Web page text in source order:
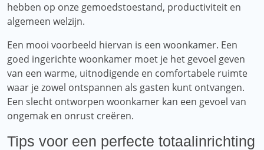
hebben op onze gemoedstoestand, productiviteit en
algemeen welzijn.
Een mooi voorbeeld hiervan is een woonkamer. Een
goed ingerichte woonkamer moet je het gevoel geven
van een warme, uitnodigende en comfortabele ruimte
waar je zowel ontspannen als gasten kunt ontvangen.
Een slecht ontworpen woonkamer kan een gevoel van
ongemak en onrust creëren.
Tips voor een perfecte totaalinrichting